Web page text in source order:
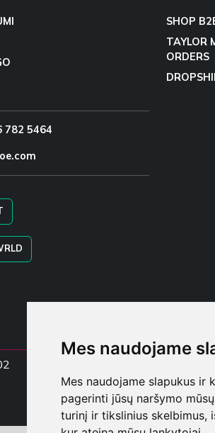
Mes naudojame
Mes naudojame slapukus ir
pagerinti jūsų naršymo
turinį ir tikslinius skelbimus,
782 5464
SHOP
TAYLOR
ORDERS